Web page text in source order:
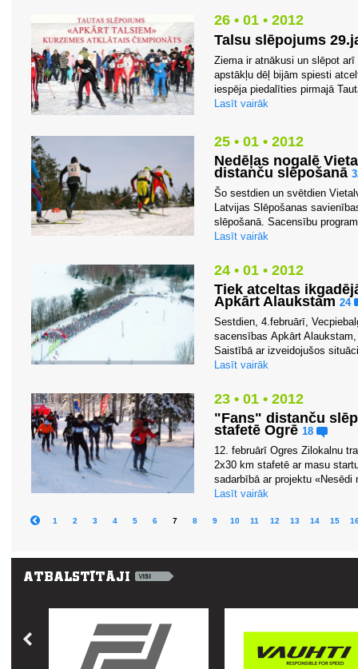
26 • 01 • 2012
Talsu slēpojums
Ziema ir atnākusi un slēpot
apstākļu dēļ bijām spiesti
iespēja piedalīties pirmajā
Lasīt vairāk
25 • 01 • 2012
Nedēļas nogalē
distanču slēpošanā
Šo sestdien un svētdien
Latvijas Slēpošanas
slēpošanā. Sacensību
Lasīt vairāk
24 • 01 • 2012
Tiek atceltas
Apkārt Alaukstam 24
Sestdien, 4.februārī,
sacensības Apkārt
Saistībā ar izveidojušos
Lasīt vairāk
23 • 01 • 2012
"Fans" distanču
stafetē Ogrē 18
12. februārī Ogres Zilokalnu
2x30 km stafetē ar masu
sadarbībā ar projektu
Lasīt vairāk
1 2 3 4 5 6 7 8 9 10 11 12 13 14 15